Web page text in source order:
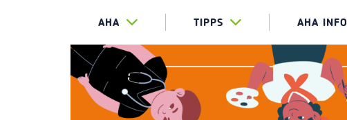
AHA TIPPS AHA INFO